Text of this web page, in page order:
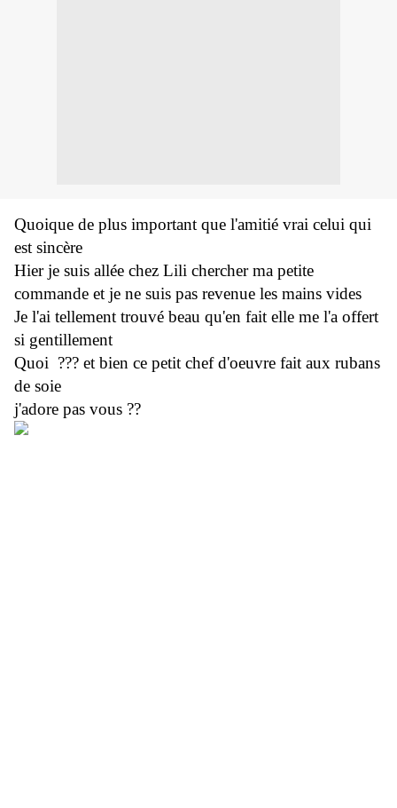
Quoique de plus important que l'amitié vrai celui qui
est sincère
Hier je suis allée chez Lili chercher ma petite
commande et je ne suis pas revenue les mains vides
Je l'ai tellement trouvé beau qu'en fait elle me l'a offert
si gentillement
Quoi ??? et bien ce petit chef d'oeuvre fait aux rubans
de soie
j'adore pas vous ??